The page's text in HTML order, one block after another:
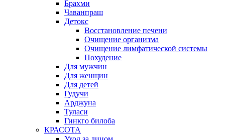
Брахми
Чаванпраш
Детокс
Восстановление печени
Очищение организма
Очищение лимфатической системы
Похудение
Для мужчин
Для женщин
Для детей
Гудучи
Арджуна
Туласи
Гинкго билоба
КРАСОТА